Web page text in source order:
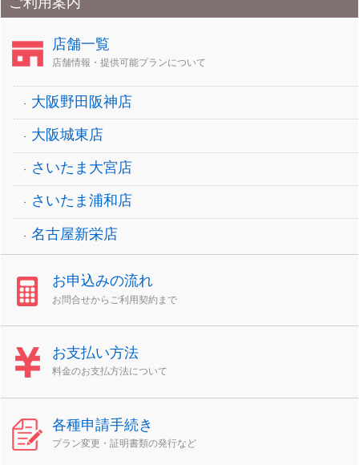
店舗一覧
店舗情報・提供可能プランについて
大阪野田阪神店
大阪城東店
さいたま大宮店
さいたま浦和店
名古屋新栄店
お申込みの流れ
お問合せからご利用契約まで
お支払い方法
料金のお支払方法について
各種申請手続き
プラン変更・証明書類の発行など